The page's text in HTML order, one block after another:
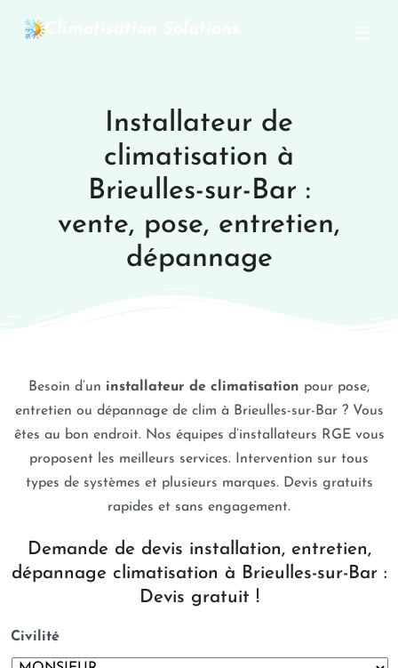
Installateur de
climatisation à
Brieulles-sur-Bar :
vente, pose, entretien,
dépannage
Besoin d’un installateur de climatisation pour pose,
entretien ou dépannage de clim à Brieulles-sur-Bar ? Vous
êtes au bon endroit. Nos équipes d’installateurs RGE vous
proposent les meilleurs services. Intervention sur tous
types de systèmes et plusieurs marques. Devis gratuits
rapides et sans engagement.
Demande de devis installation, entretien,
dépannage climatisation à Brieulles-sur-Bar :
Devis gratuit !
Civilité